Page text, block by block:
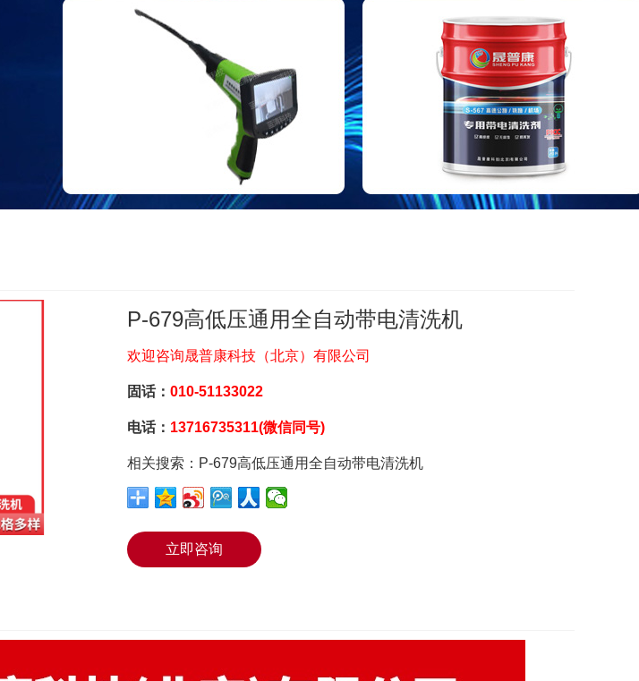
P-679高低压通用全自动带电清洗机
欢迎咨询晟普康科技（北京）有限公司
固话： 010-51133022
电话： 13716735311(微信同号)
相关搜索：P-679高低压通用全自动带电清洗机
立即咨询